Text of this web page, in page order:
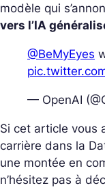
modèle qui
vers l’IA
@BeMyEyes
— OpenAI
Si cet article vous
carrière dans la
une montée en
n’hésitez pas à